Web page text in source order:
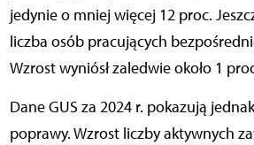
jedynie o mniej więcej 12 proc.
liczba osób pracujących
Wzrost wyniósł zaledwie około 1
Dane GUS za 2024 r. pokazują
poprawy. Wzrost liczby aktywnych